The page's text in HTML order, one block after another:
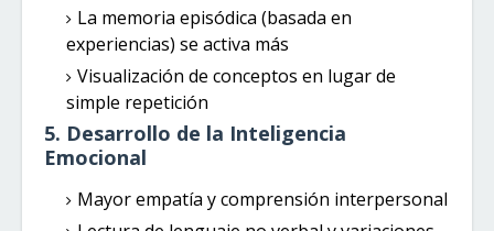
La memoria episódica (basada en
experiencias) se activa más
Visualización de conceptos en lugar de
simple repetición
5. Desarrollo de la Inteligencia
Emocional
Mayor empatía y comprensión interpersonal